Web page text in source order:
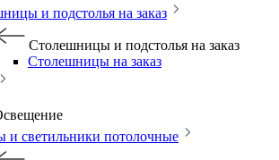
и подстолья на заказ
Столешницы и подстолья на заказ
Столешницы на заказ
и светильники потолочные